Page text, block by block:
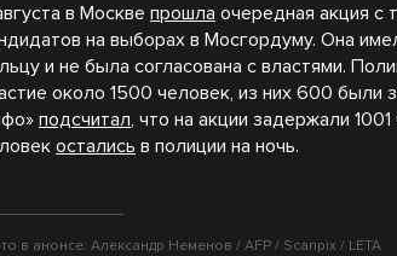
в Москве прошла очередная акция с
на выборах в Мосгордуму. Она
и не была согласована с властями.
около 1500 человек, из них 600
подсчитал, что на акции задержали
остались в полиции на ночь.
в анонсе: Александр Неменов / AFP / Scanpix / LETA